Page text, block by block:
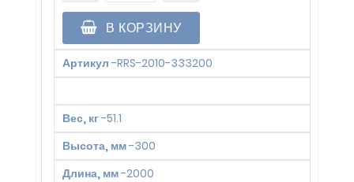
В КОРЗИНУ
Артикул -RRS-2010-333200
Вес, кг-51.1
Высота, мм-300
Длина, мм-2000